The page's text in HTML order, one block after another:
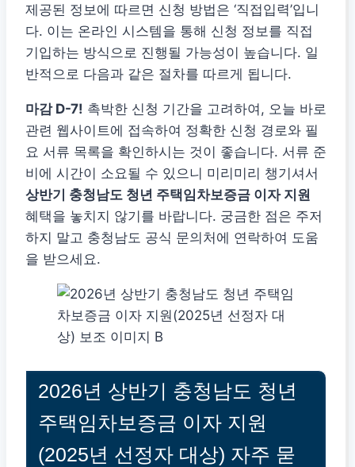
제공된 정보에 따르면 신청 방법은 ‘직접입력’입니
다. 이는 온라인 시스템을 통해 신청 정보를 직접
기입하는 방식으로 진행될 가능성이 높습니다. 일
반적으로 다음과 같은 절차를 따르게 됩니다.
마감 D-7! 촉박한 신청 기간을 고려하여, 오늘 바로
관련 웹사이트에 접속하여 정확한 신청 경로와 필
요 서류 목록을 확인하시는 것이 좋습니다. 서류 준
비에 시간이 소요될 수 있으니 미리미리 챙기셔서
상반기 충청남도 청년 주택임차보증금 이자 지원
혜택을 놓치지 않기를 바랍니다. 궁금한 점은 주저
하지 말고 충청남도 공식 문의처에 연락하여 도움
을 받으세요.
2026년 상반기 충청남도 청년
주택임차보증금 이자 지원
(2025년 선정자 대상) 자주 묻